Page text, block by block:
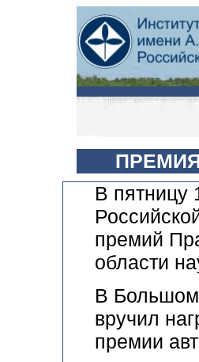
В пятницу
премий
области
В
вручил
премии